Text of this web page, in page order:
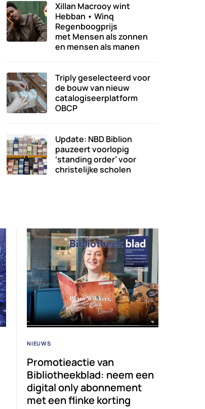
Xillan Macrooy wint
Hebban • Winq
Regenboogprijs
met Mensen als zonnen
en mensen als manen
Triply geselecteerd voor
de bouw van nieuw
catalogiseerplatform
OBCP
Update: NBD Biblion
pauzeert voorlopig
‘standing order’ voor
christelijke scholen
NIEUWS
Promotieactie van
Bibliotheekblad: neem een
digital only abonnement
met een flinke korting